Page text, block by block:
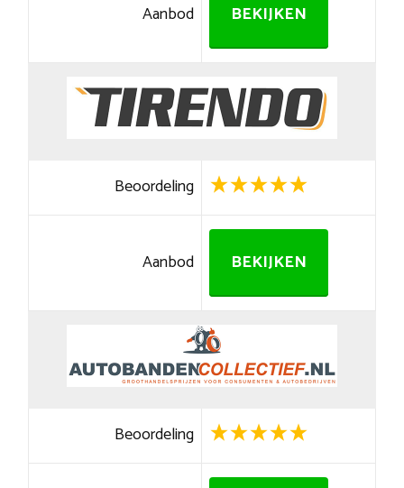
Aanbod BEKIJKEN
Beoordeling
Aanbod BEKIJKEN
Beoordeling